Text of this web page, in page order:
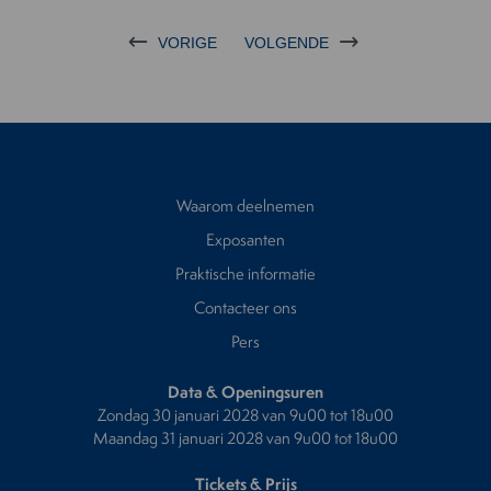
VORIGE VOLGENDE
Waarom deelnemen
Exposanten
Praktische informatie
Contacteer ons
Pers
Data & Openingsuren
Zondag 30 januari 2028 van 9u00 tot 18u00
Maandag 31 januari 2028 van 9u00 tot 18u00
Tickets & Prijs